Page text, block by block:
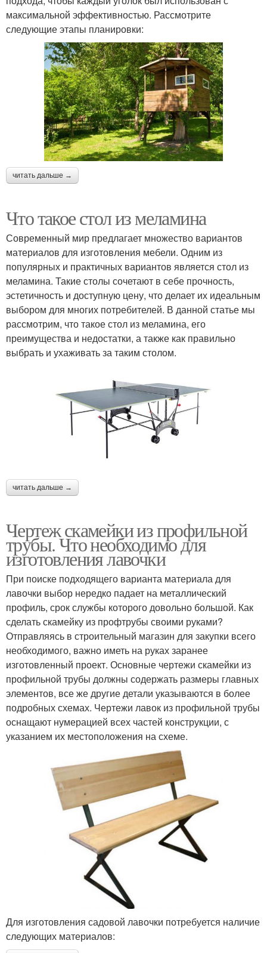
максимальной эффективностью. Рассмотрите
следующие этапы планировки:
читать дальше →
Что такое стол из меламина
Современный мир предлагает множество вариантов
материалов для изготовления мебели. Одним из
популярных и практичных вариантов является стол из
меламина. Такие столы сочетают в себе прочность,
эстетичность и доступную цену, что делает их идеальным
выбором для многих потребителей. В данной статье мы
рассмотрим, что такое стол из меламина, его
преимущества и недостатки, а также как правильно
выбрать и ухаживать за таким столом.
читать дальше →
Чертеж скамейки из профильной
трубы. Что необходимо для
изготовления лавочки
При поиске подходящего варианта материала для
лавочки выбор нередко падает на металлический
профиль, срок службы которого довольно большой. Как
сделать скамейку из профтрубы своими руками?
Отправляясь в строительный магазин для закупки всего
необходимого, важно иметь на руках заранее
изготовленный проект. Основные чертежи скамейки из
профильной трубы должны содержать размеры главных
элементов, все же другие детали указываются в более
подробных схемах. Чертежи лавок из профильной трубы
оснащают нумерацией всех частей конструкции, с
указанием их местоположения на схеме.
Для изготовления садовой лавочки потребуется наличие
следующих материалов: